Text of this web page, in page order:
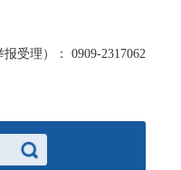
受理）： 0909-2317062